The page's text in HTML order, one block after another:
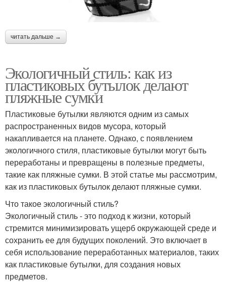
читать дальше →
Экологичный стиль: как из
пластиковых бутылок делают
пляжные сумки
Пластиковые бутылки являются одним из самых
распространенных видов мусора, который
накапливается на планете. Однако, с появлением
экологичного стиля, пластиковые бутылки могут быть
переработаны и превращены в полезные предметы,
такие как пляжные сумки. В этой статье мы рассмотрим,
как из пластиковых бутылок делают пляжные сумки.
Что такое экологичный стиль?
Экологичный стиль - это подход к жизни, который
стремится минимизировать ущерб окружающей среде и
сохранить ее для будущих поколений. Это включает в
себя использование переработанных материалов, таких
как пластиковые бутылки, для создания новых
предметов.